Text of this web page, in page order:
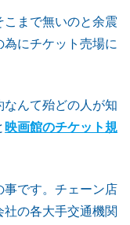
まで無いのと余震
にチケット売場に
んて殆どの人が知
映画館のチケット規
事です。チェーン店
の各大手交通機関